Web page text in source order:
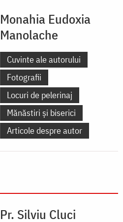
Monahia Eudoxia
Manolache
Cuvinte ale autorului
Fotografii
Locuri de pelerinaj
Mănăstiri și biserici
Articole despre autor
Pr. Silviu Cluci